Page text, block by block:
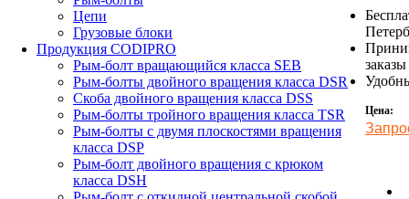
Цепи
Грузовые блоки
Продукция CODIPRO
Рым-болт вращающийся класса SEB
Рым-болты двойного вращения класса DSR
Скоба двойного вращения класса DSS
Рым-болты тройного вращения класса TSR
Рым-болты с двумя плоскостями вращения
класса DSP
Рым-болт двойного вращения с крюком
класса DSH
заказы
Цена: